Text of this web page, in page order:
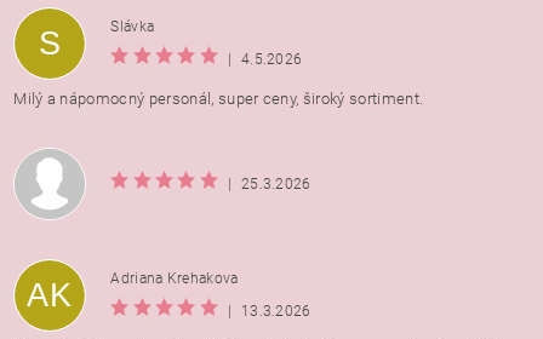
Vložením hodnotenie súhlasíte s
osobných údajov
S
Slávka
|
4.5.2026
Milý a nápomocný personál, super ceny, široký sortiment.
| 25.3.2026
AK
Adriana Krehakova
|
13.3.2026